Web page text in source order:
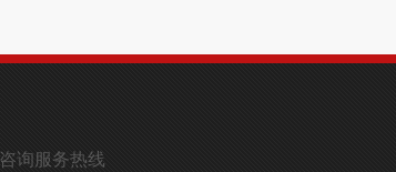
咨询服务热线